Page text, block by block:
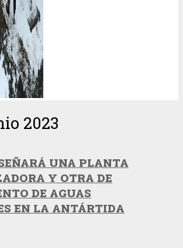
2023
UNA PLANTA
Y OTRA DE
DE AGUAS
EN LA ANTÁRTIDA